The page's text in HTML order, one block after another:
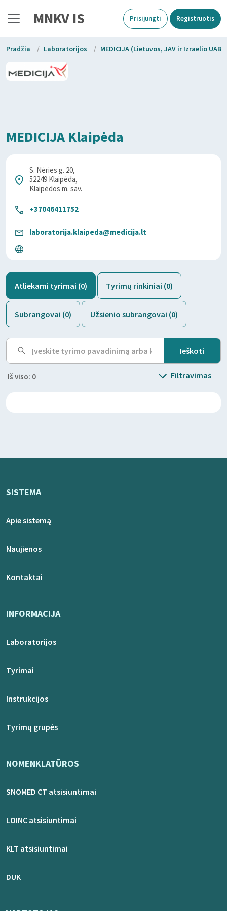
MNKV IS Prisijungti Registruotis
Pradžia / Laboratorijos / MEDICIJA (Lietuvos, JAV ir Izraelio UAB
MEDICIJA Klaipėda
S. Nėries g. 20,
52249 Klaipėda,
Klaipėdos m. sav.
+37046411752
laboratorija.klaipeda@medicija.lt
Atliekami tyrimai (0) Tyrimų rinkiniai (0)
Subrangovai (0) Užsienio subrangovai (0)
Iš viso: 0 Filtravimas
SISTEMA
Apie sistemą
Naujienos
Kontaktai
INFORMACIJA
Laboratorijos
Tyrimai
Instrukcijos
Tyrimų grupės
NOMENKLATŪROS
SNOMED CT atsisiuntimai
LOINC atsisiuntimai
KLT atsisiuntimai
DUK